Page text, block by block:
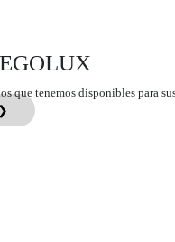
que tenemos disponibles para